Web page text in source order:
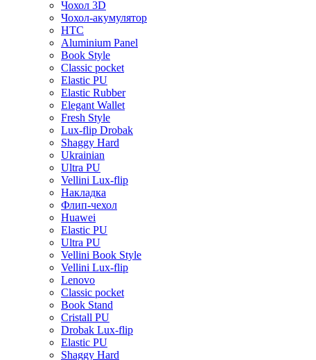
Чохол 3D
Чохол-акумулятор
HTC
Aluminium Panel
Book Style
Classic pocket
Elastic PU
Elastic Rubber
Elegant Wallet
Fresh Style
Lux-flip Drobak
Shaggy Hard
Ukrainian
Ultra PU
Vellini Lux-flip
Накладка
Флип-чехол
Huawei
Elastic PU
Ultra PU
Vellini Book Style
Vellini Lux-flip
Lenovo
Classic pocket
Book Stand
Cristall PU
Drobak Lux-flip
Elastic PU
Shaggy Hard